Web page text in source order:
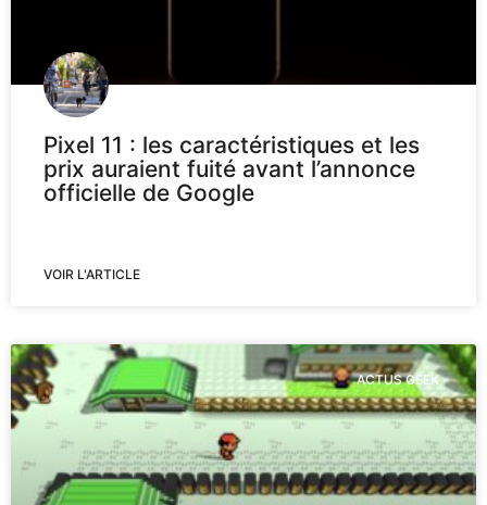
Pixel 11 : les caractéristiques et les
prix auraient fuité avant l’annonce
officielle de Google
VOIR L'ARTICLE
ACTUS GEEK